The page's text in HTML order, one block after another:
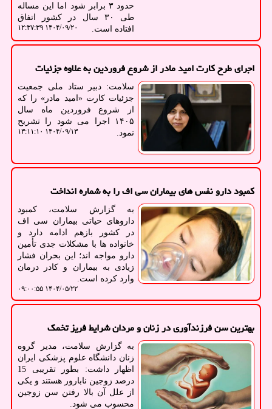
حدود ۳ برابر شود اما این مساله
طی ۳۰ سال در کشور اتفاق
افتاده است.
۱۴۰۴/۰۹/۲۰ ۱۲:۳۷:۳۹
اجرای طرح کارت امید مادر از شروع فروردین به علاوه جزئیات
سلامت: دبیر ستاد ملی جمعیت
جزئیات کارت «امید مادر» را که
از شروع فروردین ماه سال
۱۴۰۵ اجرا می شود را تشریح
نمود.
۱۴۰۴/۰۹/۱۳ ۱۳:۱۱:۱۰
کمبود دارو نفس های بیماران سی اف را به شماره انداخت
به گزارش سلامت، کمبود
داروهای حیاتی بیماران سی اف
در کشور بازهم ادامه دارد و
خانواده ها با مشکلات جدی تأمین
دارو مواجه اند؛ این بحران فشار
زیادی به بیماران و کادر درمان
وارد کرده است.
۱۴۰۴/۰۵/۲۲ ۰۹:۰۰:۵۵
بهترین سن فرزندآوری در زنان و مردان شرایط فریز تخمک
به گزارش سلامت، مدیر گروه
زنان دانشگاه علوم پزشکی ایران
اظهار داشت: بطور تقریبی 15
درصد زوجین نابارور هستند و یکی
از علل آن بالا رفتن سن زوجین
محسوب می شود.